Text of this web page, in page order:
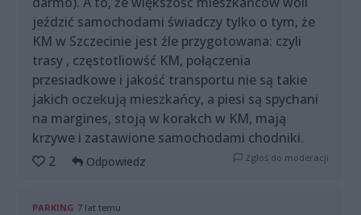
jeździć samochodami świadczy tylko o tym, że
KM w Szczecinie jest źle przygotowana: czyli
trasy , częstotliowść KM, połączenia
przesiadkowe i jakość transportu nie są takie
jakich oczekują mieszkańcy, a piesi są spychani
na margines, stoją w korakch w KM, mają
krzywe i zastawione samochodami chodniki.
2
Odpowiedz Zgłoś do moderacji
PARKING 7 lat temu